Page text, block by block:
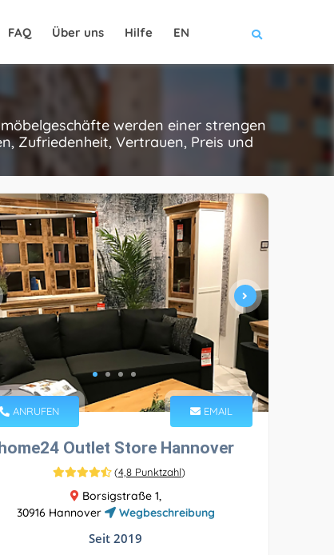
FAQ Über uns Hilfe EN
werden einer strengen
Zufriedenheit, Vertrauen, Preis und
ANRUFEN EMAIL
Outlet Store Hannover
(4,8 Punktzahl)
Borsigstraße 1,
30916 Hannover
Wegbeschreibung
Seit 2019